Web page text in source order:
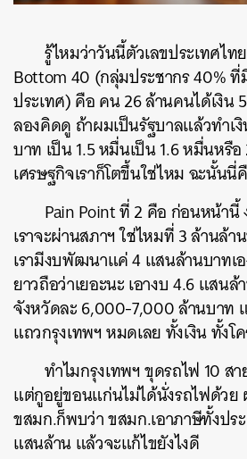
รู้ไหมว่าวันนี้ตัวเลขประเทศไท
Bottom 40 (กลุ่มประชากร 40%
ประเทศ) คือ คน 26 ล้านคนได้เงิน
ลองคิดดู ถ้าผมเป็นรัฐบาลแล้วทำเ
บาท เป็น 1.5 หมื่นเป็น 1.6 หมื่นหรื
เศรษฐกิจเราก็โตขึ้นใช่ไหม ฉะนั้นนี่
Pain Point ที่ 2 คือ ก่อนหน้า
เราจะผ่านสภาฯ ใช่ไหมที่ 3 ล้านล้า
เรามีงบพัฒนาแค่ 4 แสนล้านบาทเอ
ยาวถือว่าเยอะนะ เอางบ 4.6 แสน
จังหวัดละ 6,000-7,000 ล้านบาท
แถวกรุงเทพฯ หมดเลย ทั้งเงิน ทั้งโ
ทำไมกรุงเทพฯ ขุดรถไฟ 10 ส
แต่กูอยู่ขอนแก่นไม่ได้นั่งรถไฟด้วย
ขสมก.ก็พบว่า ขสมก.เอาภาษีทั้งปร
แสนล้าน แล้วจะแก้ไขยังไงดี